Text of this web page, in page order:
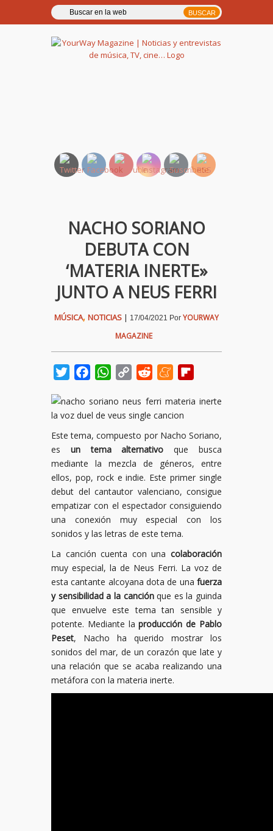
NACHO SORIANO
DEBUTA CON
‘MATERIA INERTE»
JUNTO A NEUS FERRI
MÚSICA, NOTICIAS | 17/04/2021 Por YOURWAY
MAGAZINE
TwitterFacebookWhatsApp
Copy
Reddit Meneame
Este tema, compuesto por Nacho Soriano,
es un tema alternativo que busca
mediante la mezcla de géneros, entre
ellos, pop, rock e indie. Este primer single
debut del cantautor valenciano, consigue
empatizar con el espectador consiguiendo
una conexión muy especial con los
sonidos y las letras de este tema.
La canción cuenta con una colaboración
muy especial, la de Neus Ferri. La voz de
esta cantante alcoyana dota de una fuerza
y sensibilidad a la canciónque es la guinda
que envuelve este tema tan sensible y
potente. Mediante laproducción de Pablo
Peset, Nacho ha querido mostrar los
sonidos del mar, de un corazón que late y
una relación que se acaba realizando una
metáfora con la materia inerte.